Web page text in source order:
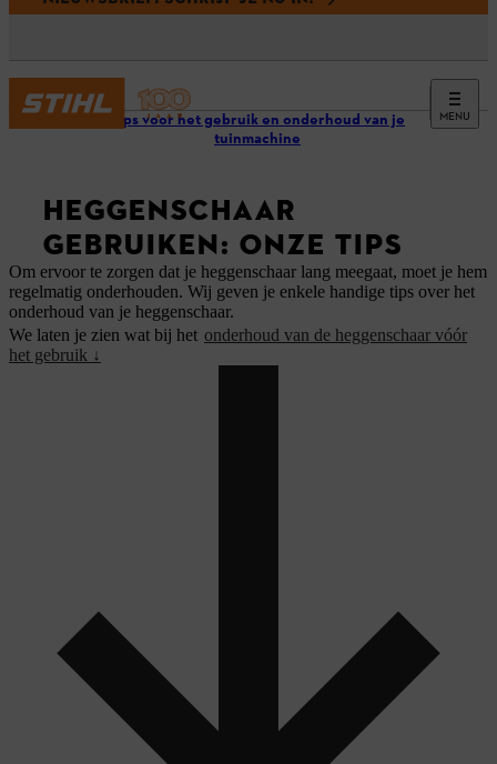
MENU
Tips voor het gebruik en onderhoud van je
tuinmachine
HEGGENSCHAAR
GEBRUIKEN: ONZE TIPS
Om ervoor te zorgen dat je heggenschaar lang meegaat, moet je hem
regelmatig onderhouden. Wij geven je enkele handige tips over het
onderhoud van je heggenschaar.
We laten je zien wat bij het onderhoud van de heggenschaar vóór
het gebruik ↓